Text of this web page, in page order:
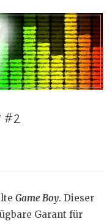
#2
Game Boy. Dieser
Garant für